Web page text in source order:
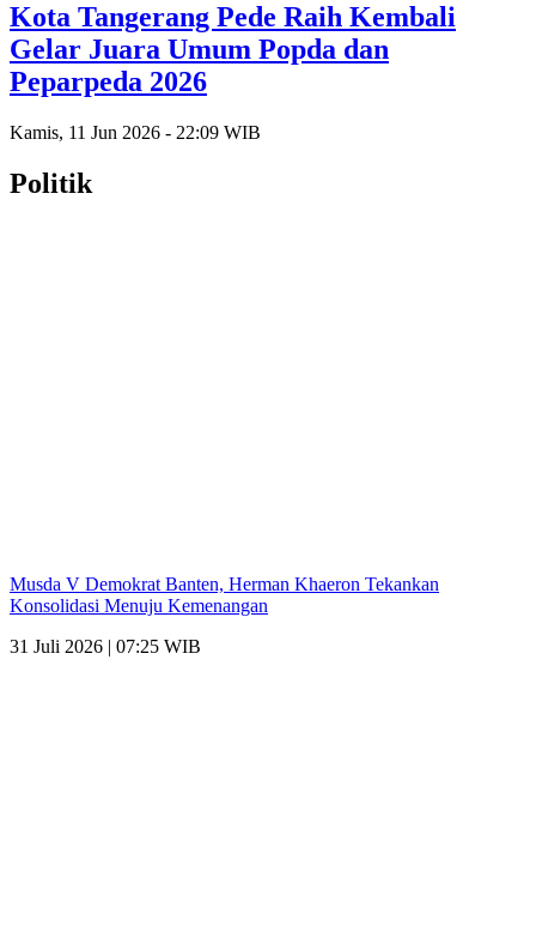
Kota Tangerang Pede Raih Kembali
Gelar Juara Umum Popda dan
Peparpeda 2026
Kamis, 11 Jun 2026 - 22:09 WIB
Politik
Musda V Demokrat Banten, Herman Khaeron Tekankan
Konsolidasi Menuju Kemenangan
31 Juli 2026 | 07:25 WIB